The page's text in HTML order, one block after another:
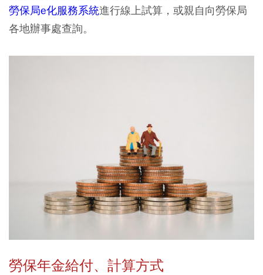
勞保局e化服務系統進行線上試算，或親自向勞保局
各地辦事處查詢。
勞保年金給付、計算方式